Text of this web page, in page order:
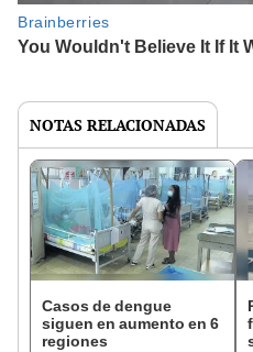
NOTAS RELACIONADAS
Casos de dengue
siguen en aumento en 6
regiones